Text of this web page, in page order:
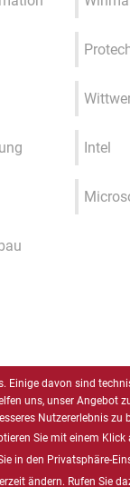
/ Smart
Intel
Einige davon sind
uns, unser Angebot
Nutzererlebnis zu
Sie mit einem
in den Privatsphäre-
ändern. Rufen Sie